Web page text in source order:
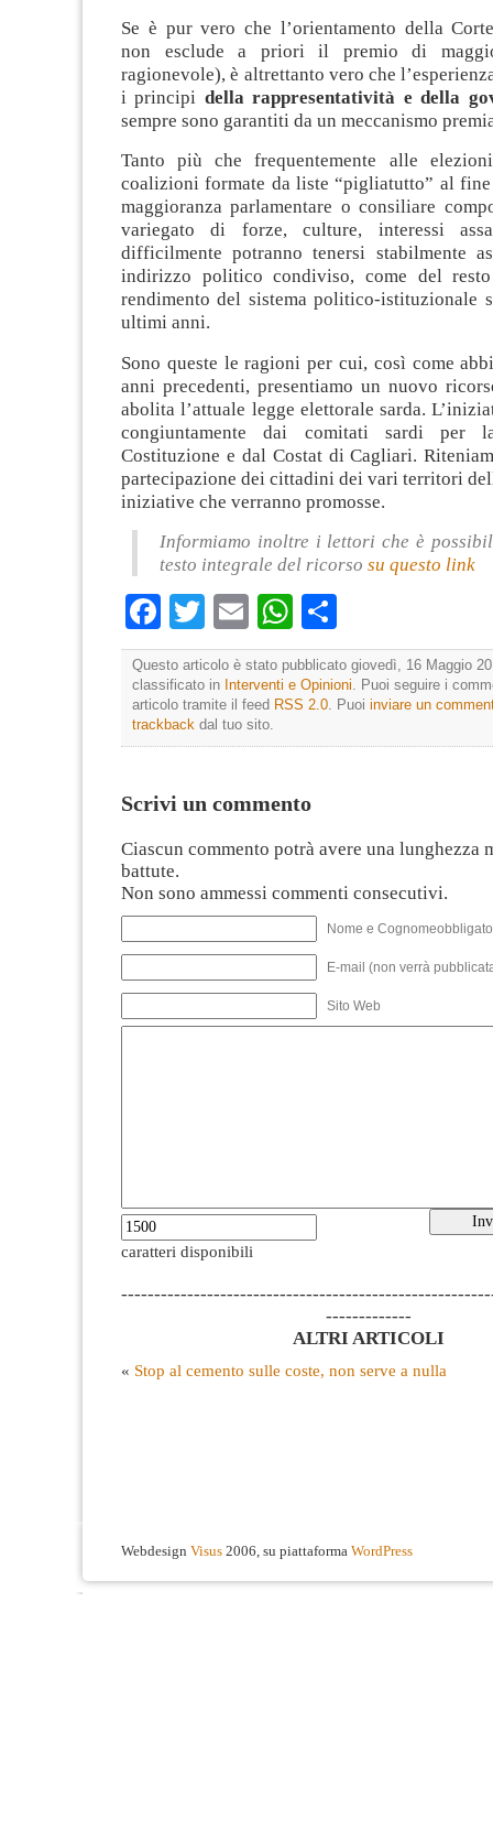
Se è pur vero che l’orientamento della
non esclude a priori il premio di
ragionevole), è altrettanto vero che
i principi della rappresentatività e della
sempre sono garantiti da un meccanismo
Tanto più che frequentemente alle
coalizioni formate da liste “pigliatutto” al
maggioranza parlamentare o consiliare
variegato di forze, culture, interessi
difficilmente potranno tenersi stabilmente
indirizzo politico condiviso, come del
rendimento del sistema politico-istituzionale
ultimi anni.
Sono queste le ragioni per cui, così come
anni precedenti, presentiamo un nuovo
abolita l’attuale legge elettorale sarda.
congiuntamente dai comitati sardi per
Costituzione e dal Costat di Cagliari.
partecipazione dei cittadini dei vari territori
iniziative che verranno promosse.
Informiamo inoltre i lettori che è
testo integrale del ricorso su questo link
Facebook
TwitterEmailWhatsApp
Questo articolo è stato pubblicato giovedì, 16 Maggio
classificato in Interventi e Opinioni. Puoi seguire i
articolo tramite il feed RSS 2.0. Puoi inviare un
trackback dal tuo sito.
Scrivi un commento
Ciascun commento potrà avere una lunghezza
battute.
Non sono ammessi commenti consecutivi.
Nome e
E-mail (non verrà
Sito Web
caratteri disponibili
-------------
ALTRI ARTICOLI
« Stop al cemento sulle coste, non serve a nulla
Webdesign Visus 2006, su piattaforma WordPress